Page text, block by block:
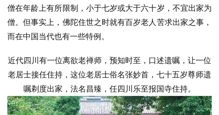
僧在年龄上有所限制，小于七岁或大于六十岁，不宜出家为
僧。但事实上，佛陀住世之时就有百岁老人苦求出家之事，
而在中国当代也有一些特例。
近代四川有一位离欲老禅师，预知时至，口述遗嘱，让一位
老居士接任住持，这位老居士俗名张妙首，七十五岁尊师遗
嘱剃度出家，法名昌臻，任四川乐至报国寺住持。